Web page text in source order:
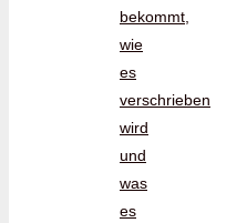
bekommt,
wie
es
verschrieben
wird
und
was
es